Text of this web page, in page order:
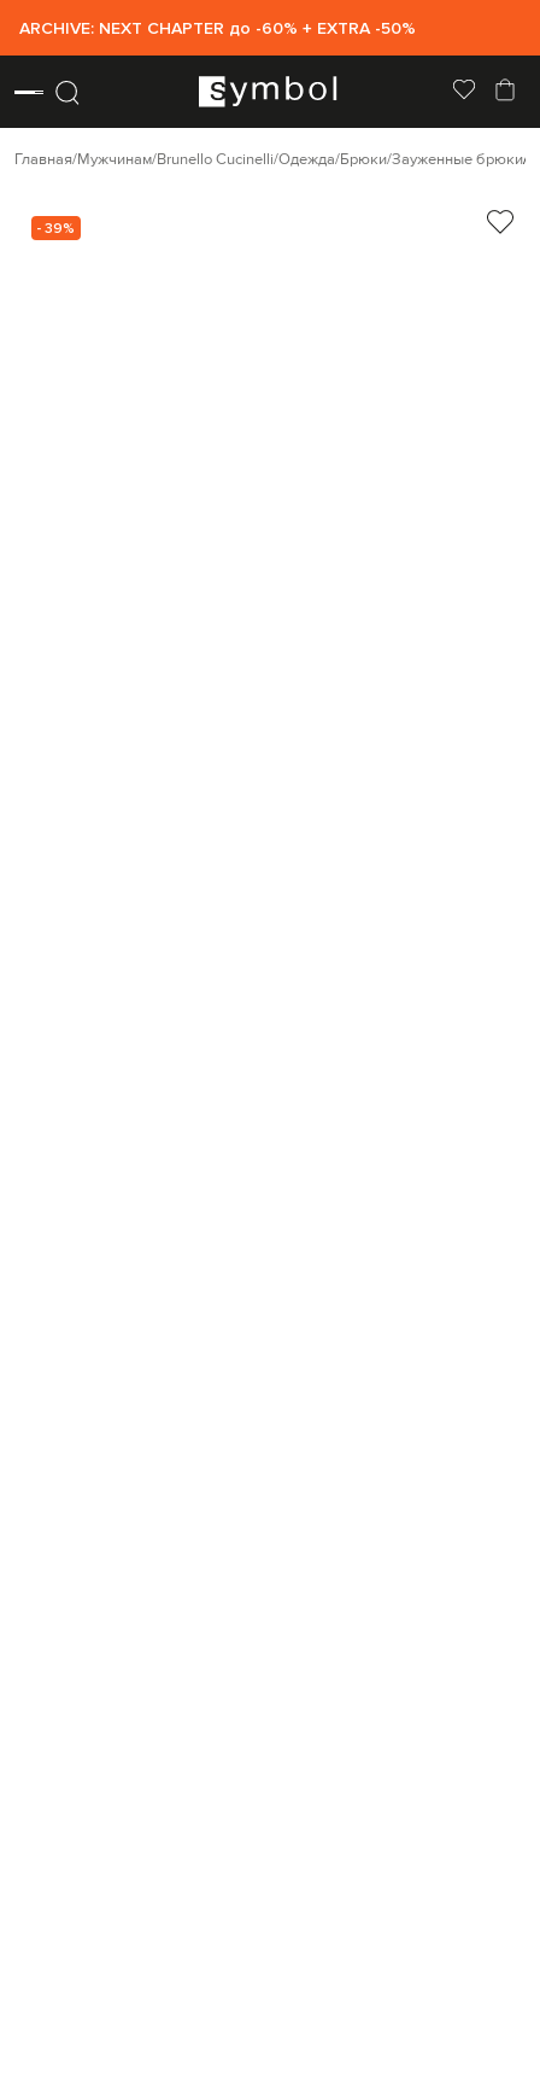
ARCHIVE: NEXT CHAPTER до -60% + EXTRA -50%
Главная Мужчинам Brunello Cucinelli Одежда Брюки Зауженные брюки
- 39%